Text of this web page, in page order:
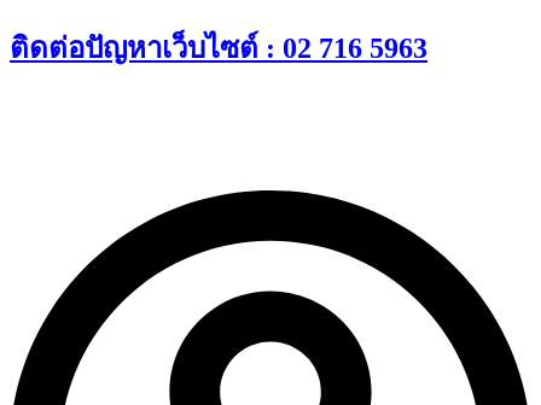
Skip
to
ติดต่อปัญหาเว็บไซต์ : 02 716 5963